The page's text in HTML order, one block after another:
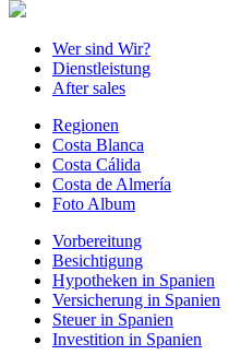
Wer sind Wir?
Dienstleistung
After sales
Regionen
Costa Blanca
Costa Cálida
Costa de Almería
Foto Album
Vorbereitung
Besichtigung
Hypotheken in Spanien
Versicherung in Spanien
Steuer in Spanien
Investition in Spanien